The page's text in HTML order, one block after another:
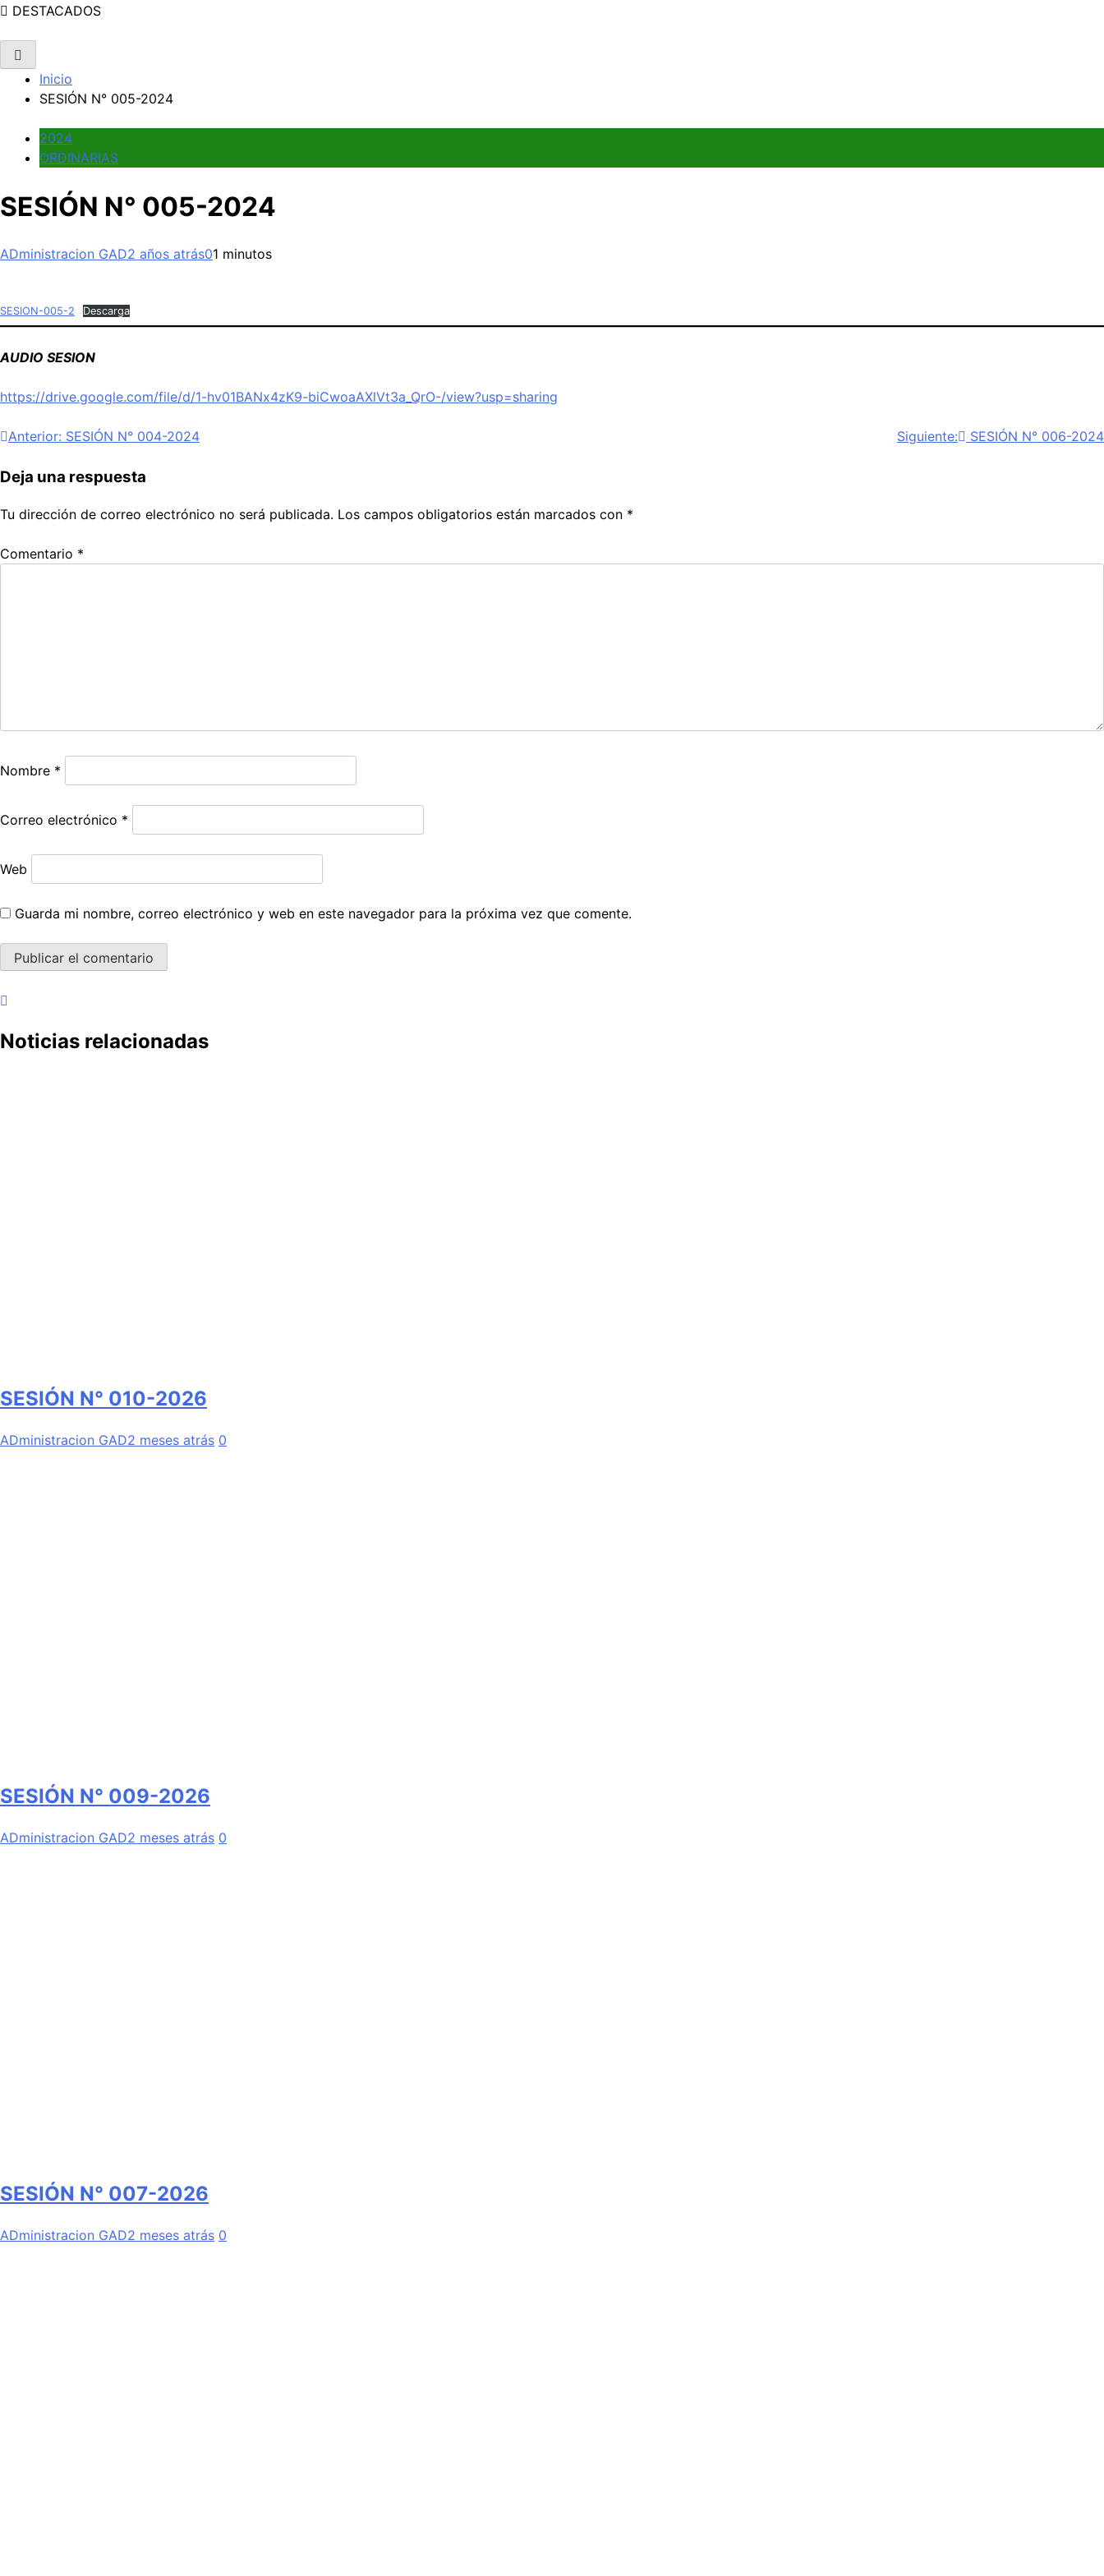
DESTACADOS
Inicio
SESIÓN N° 005-2024
2024
ORDINARIAS
SESIÓN N° 005-2024
ADministracion GAD2 años atrás01 minutos
SESION-005-2 Descarga
AUDIO SESION
https://drive.google.com/file/d/1-hv01BANx4zK9-biCwoaAXlVt3a_QrO-/view?usp=sharing
Navegación
de
Anterior: SESIÓN N° 004-2024 Siguiente: SESIÓN N° 006-2024
Deja una respuesta
Tu dirección de correo electrónico no será publicada. Los campos obligatorios están marcados con *
Comentario *
Nombre *
Correo electrónico *
Web
Guarda mi nombre, correo electrónico y web en este navegador para la próxima vez que comente.
Noticias relacionadas
SESIÓN N° 010-2026
ADministracion GAD2 meses atrás 0
SESIÓN N° 009-2026
ADministracion GAD2 meses atrás 0
SESIÓN N° 007-2026
ADministracion GAD2 meses atrás 0